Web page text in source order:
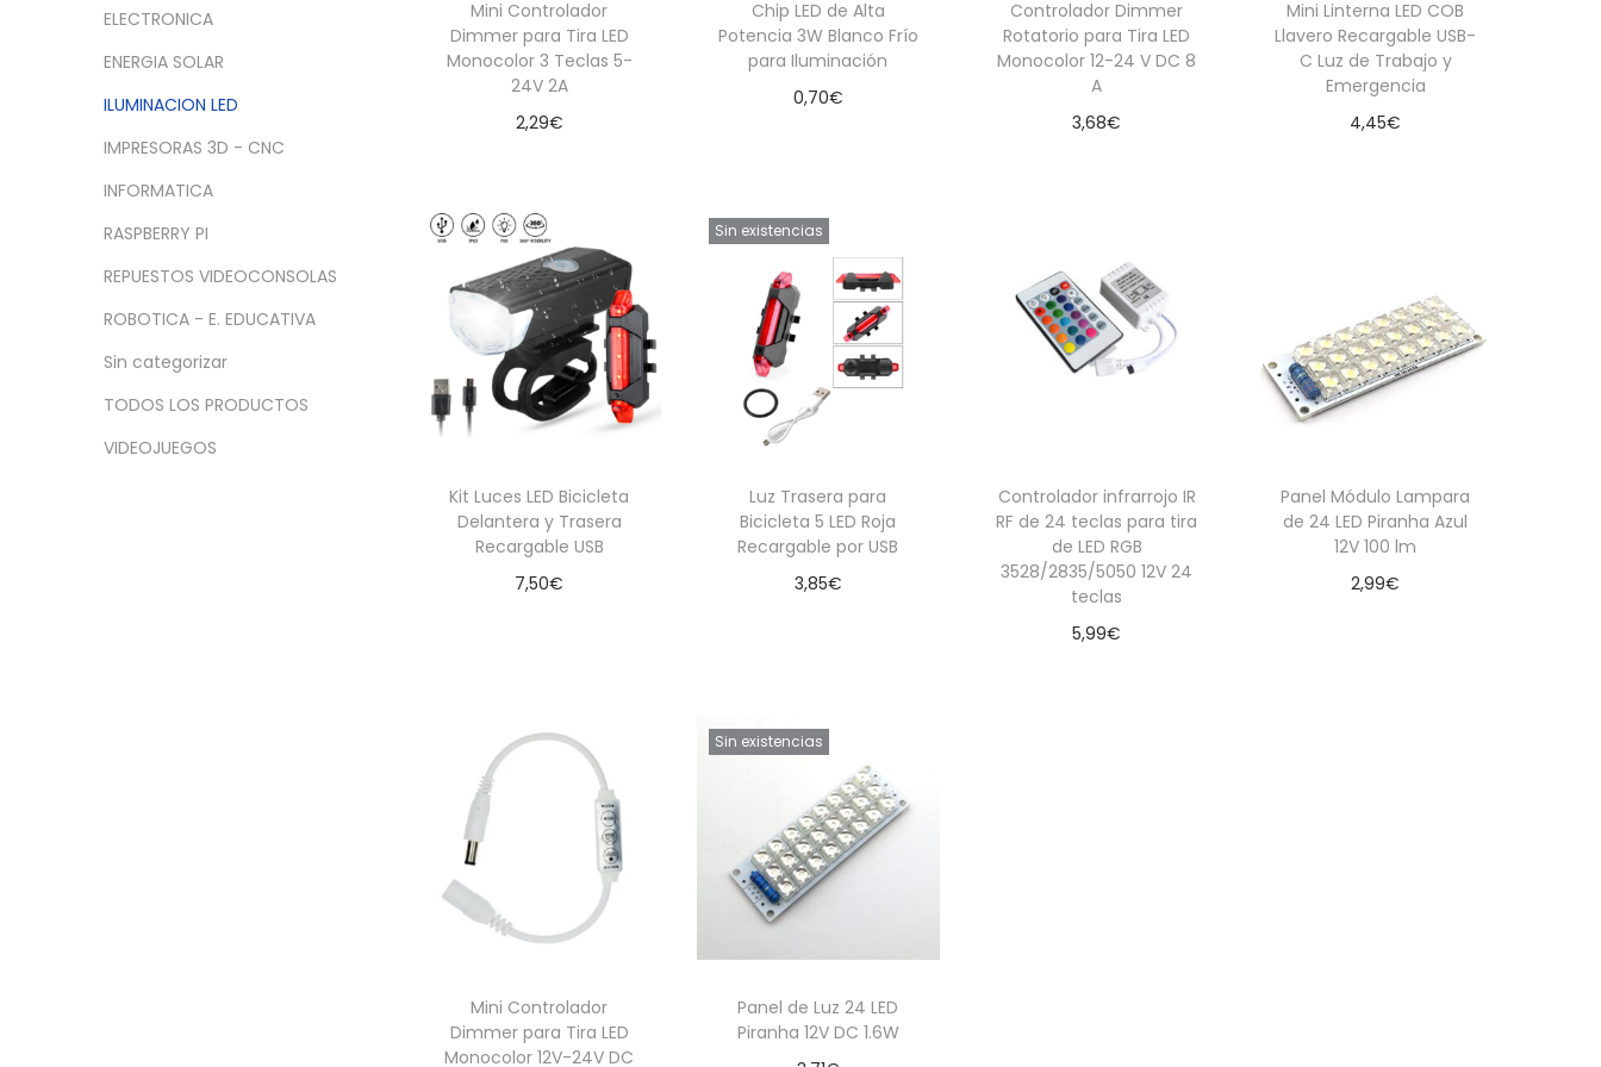
i
ó
o
Mini Controlador
Dimmer para Tira LED
Monocolor 3 Teclas 5-
24V 2A
2,29€
Chip LED de Alta
Potencia 3W Blanco Frío
para Iluminación
0,70€
Controlador Dimmer
Rotatorio para Tira LED
Monocolor 12-24 V DC 8
A
3,68€
Mini Linterna LED COB
Llavero Recargable USB-
C Luz de Trabajo y
Emergencia
4,45€
Kit Luces LED Bicicleta
Delantera y Trasera
Recargable USB
7,50€
Sin existencias
Luz Trasera para
Bicicleta 5 LED Roja
Recargable por USB
3,85€
Controlador infrarrojo IR
RF de 24 teclas para tira
de LED RGB
3528/2835/5050 12V 24
teclas
5,99€
Panel Módulo Lampara
de 24 LED Piranha Azul
12V 100 lm
2,99€
Mini Controlador
Dimmer para Tira LED
Monocolor 12V-24V DC
Sin existencias
Panel de Luz 24 LED
Piranha 12V DC 1.6W
m
o
m
o
ELECTRONICA
ENERGIA SOLAR
ILUMINACION LED
IMPRESORAS 3D - CNC
INFORMATICA
RASPBERRY PI
REPUESTOS VIDEOCONSOLAS
ROBOTICA - E. EDUCATIVA
Sin categorizar
TODOS LOS PRODUCTOS
VIDEOJUEGOS